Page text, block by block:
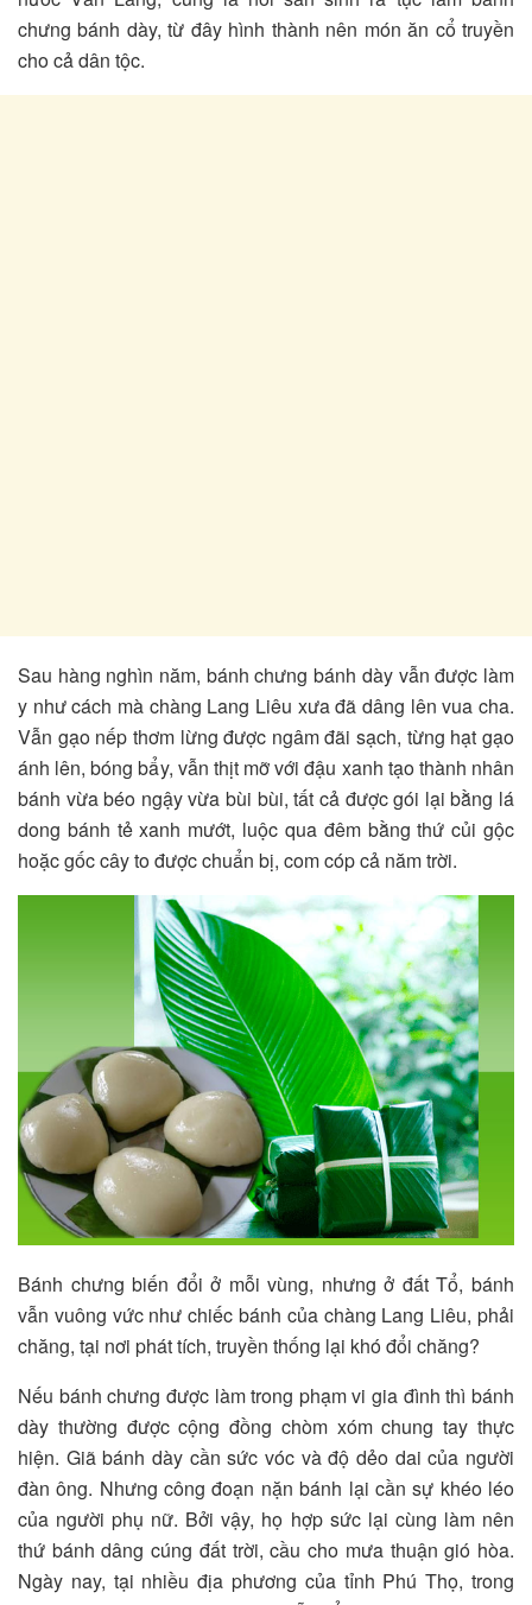
chưng bánh dày, từ đây hình thành nên món ăn cổ truyền
cho cả dân tộc.
Sau hàng nghìn năm, bánh chưng bánh dày vẫn được làm
y như cách mà chàng Lang Liêu xưa đã dâng lên vua cha.
Vẫn gạo nếp thơm lừng được ngâm đãi sạch, từng hạt gạo
ánh lên, bóng bẩy, vẫn thịt mỡ với đậu xanh tạo thành nhân
bánh vừa béo ngậy vừa bùi bùi, tất cả được gói lại bằng lá
dong bánh tẻ xanh mướt, luộc qua đêm bằng thứ củi gộc
hoặc gốc cây to được chuẩn bị, com cóp cả năm trời.
Bánh chưng biến đổi ở mỗi vùng, nhưng ở đất Tổ, bánh
vẫn vuông vức như chiếc bánh của chàng Lang Liêu, phải
chăng, tại nơi phát tích, truyền thống lại khó đổi chăng?
Nếu bánh chưng được làm trong phạm vi gia đình thì bánh
dày thường được cộng đồng chòm xóm chung tay thực
hiện. Giã bánh dày cần sức vóc và độ dẻo dai của người
đàn ông. Nhưng công đoạn nặn bánh lại cần sự khéo léo
của người phụ nữ. Bởi vậy, họ hợp sức lại cùng làm nên
thứ bánh dâng cúng đất trời, cầu cho mưa thuận gió hòa.
Ngày nay, tại nhiều địa phương của tỉnh Phú Thọ, trong